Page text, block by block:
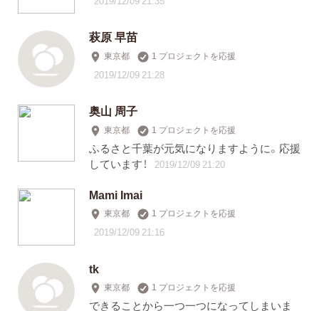
萩原 早苗
東京都 1 プロジェクトを応援
2019/12/09 21:28
奥山 周子
東京都 1 プロジェクトを応援
ふるさと千葉が元気になりますように。応援
しています！
2019/12/09 21:20
Mami Imai
東京都 1 プロジェクトを応援
2019/12/09 21:16
tk
東京都 1 プロジェクトを応援
できることから一つ一つになってしまいま